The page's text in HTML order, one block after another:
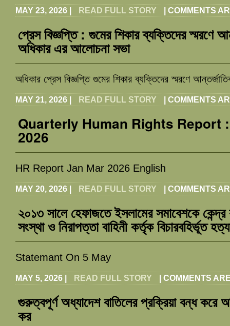
MAY 23, 2026 READ FULL STORY COMMENTS
প্রেস বিজ্ঞপ্তি : গুমের শিকার ব্যক্তিদের স্মরণে
অধিকার এর আলোচনা সভা
অধিকার প্রেস বিজ্ঞপ্তি গুমের শিকার ব্যক্তিদের স্মরণে
MAY 21, 2026 READ FULL STORY COMMENTS
Quarterly Human Rights Report
2026
HR Report Jan Mar 2026 English
MAY 20, 2026 READ FULL STORY COMMENTS
২০১৩ সালে হেফাজতে ইসলামের সমাবেশকে
সংস্থা ও নিরাপত্তা বাহিনী কর্তৃক বিচারবহির্ভূত
Statemant On 5 May
MAY 5, 2026 READ FULL STORY COMMENTS
গুরুত্বপূর্ণ অধ্যাদেশ বাতিলের প্রক্রিয়া বন্ধ করে
কর